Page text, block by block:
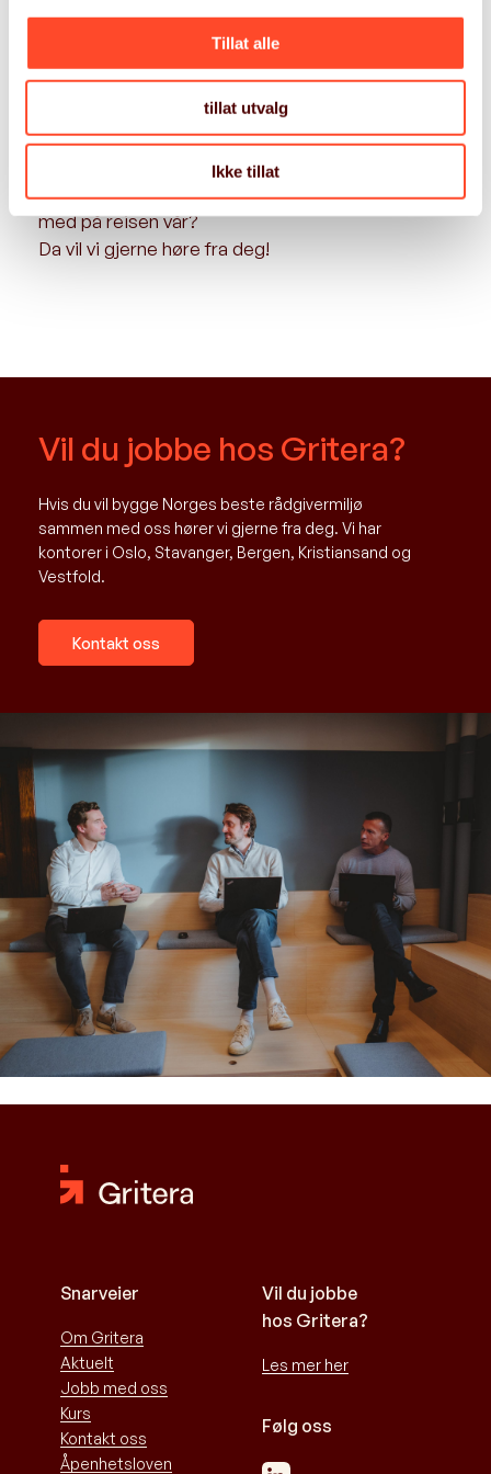
Tillat alle
tillat utvalg
Ikke tillat
et mer attraktivt fellesskap.
Kjenner du deg igjen i våre verdier; frihet,
rettferdighet, grit og åpenhet og ønsker å være
med på reisen vår?
Da vil vi gjerne høre fra deg!
Vil du jobbe hos Gritera?
Hvis du vil bygge Norges beste rådgivermiljø
sammen med oss hører vi gjerne fra deg. Vi har
kontorer i Oslo, Stavanger, Bergen, Kristiansand og
Vestfold.
Kontakt oss
Snarveier
Om Gritera
Aktuelt
Jobb med oss
Kurs
Kontakt oss
Åpenhetsloven
Vil du jobbe
hos Gritera?
Les mer her
Følg oss